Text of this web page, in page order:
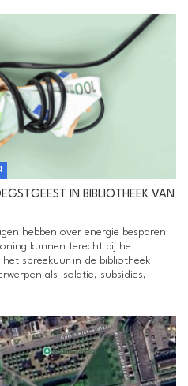
IN BIBLIOTHEEK VAN
hebben over energie besparen
kunnen terecht bij het
het spreekuur in de bibliotheek
als isolatie, subsidies,